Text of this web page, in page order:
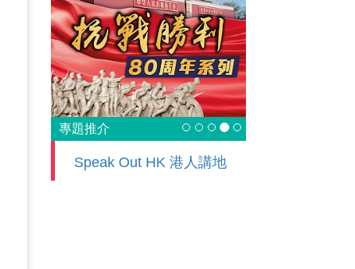
專題推介
Speak Out HK 港人講地